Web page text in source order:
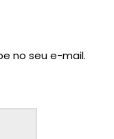
no seu e-mail.